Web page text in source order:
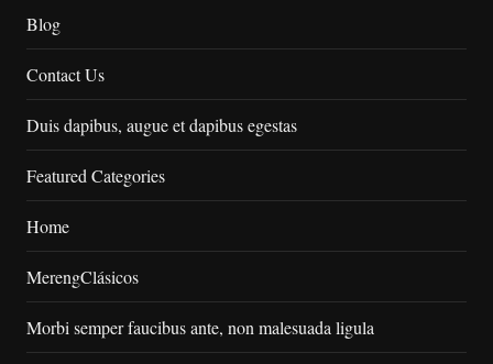
Blog
Contact Us
Duis dapibus, augue et dapibus egestas
Featured Categories
Home
MerengClásicos
Morbi semper faucibus ante, non malesuada ligula